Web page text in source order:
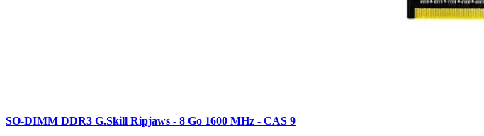
SO-DIMM DDR3 G.Skill Ripjaws - 8 Go 1600 MHz - CAS 9